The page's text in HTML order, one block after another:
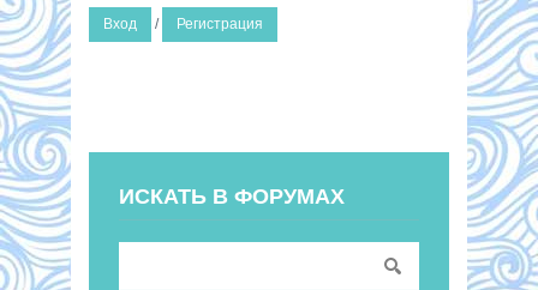
Вход / Регистрация
ИСКАТЬ В ФОРУМАХ